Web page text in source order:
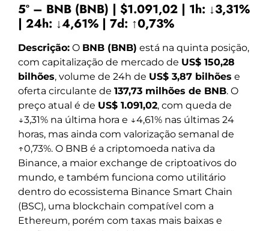
5º – BNB (BNB) | $1.091,02 | 1h: ↓3,31%
| 24h: ↓4,61% | 7d: ↑0,73%
Descrição: O BNB (BNB) está na quinta posição,
com capitalização de mercado de US$ 150,28
bilhões, volume de 24h de US$ 3,87 bilhões e
oferta circulante de 137,73 milhões de BNB. O
preço atual é de US$ 1.091,02, com queda de
↓3,31% na última hora e ↓4,61% nas últimas 24
horas, mas ainda com valorização semanal de
↑0,73%. O BNB é a criptomoeda nativa da
Binance, a maior exchange de criptoativos do
mundo, e também funciona como utilitário
dentro do ecossistema Binance Smart Chain
(BSC), uma blockchain compatível com a
Ethereum, porém com taxas mais baixas e